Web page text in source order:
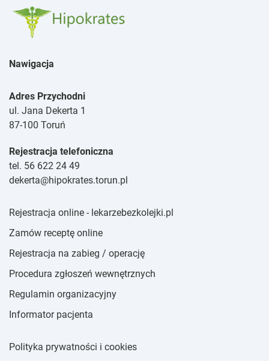
Nawigacja
Adres Przychodni
ul. Jana Dekerta 1
87-100 Toruń
Rejestracja telefoniczna
tel. 56 622 24 49
dekerta@hipokrates.torun.pl
Rejestracja online - lekarzebezkolejki.pl
Zamów receptę online
Rejestracja na zabieg / operację
Procedura zgłoszeń wewnętrznych
Regulamin organizacyjny
Informator pacjenta
Polityka prywatności i cookies